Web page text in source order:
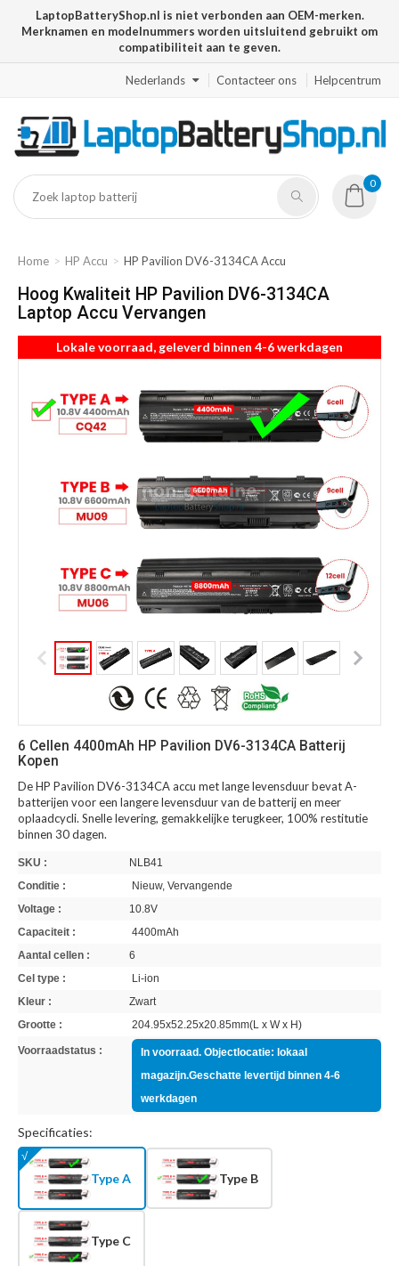
LaptopBatteryShop.nl is niet verbonden aan OEM-merken.
Merknamen en modelnummers worden uitsluitend gebruikt om
compatibiliteit aan te geven.
Nederlands Contacteer ons Helpcentrum
0
Home HP Accu HP Pavilion DV6-3134CA Accu
Hoog Kwaliteit HP Pavilion DV6-3134CA
Laptop Accu Vervangen
Lokale voorraad, geleverd binnen 4-6 werkdagen
6 Cellen 4400mAh HP Pavilion DV6-3134CA Batterij
Kopen
De HP Pavilion DV6-3134CA accu met lange levensduur bevat A-
batterijen voor een langere levensduur van de batterij en meer
oplaadcycli. Snelle levering, gemakkelijke terugkeer, 100% restitutie
binnen 30 dagen.
SKU :
NLB41
Conditie :
Nieuw, Vervangende
Voltage :
10.8V
Capaciteit :
4400mAh
Aantal cellen :
6
Cel type :
Li-ion
Kleur :
Zwart
Grootte :
204.95x52.25x20.85mm(L x W x H)
Voorraadstatus :
In voorraad. Objectlocatie: lokaal
magazijn.Geschatte levertijd binnen 4-6
werkdagen
Specificaties:
Type A Type B
Type C